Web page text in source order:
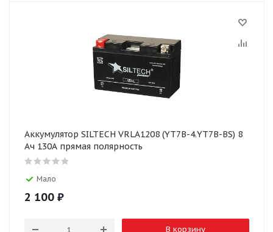
Аккумулятор SILTECH VRLA1208 (YT7B-4.YT7B-BS) 8
Ач 130А прямая полярность
Мало
2 100 ₽
В корзину